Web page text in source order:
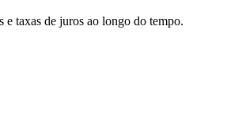
e taxas de juros ao longo do tempo.